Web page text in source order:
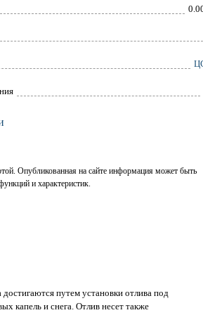
Опубликованная на сайте информация может быть
и характеристик.
путем установки отлива под
капель и снега. Отлив несет также